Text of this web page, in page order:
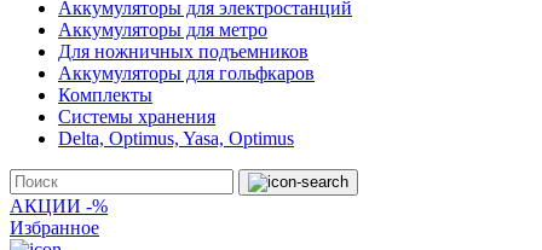
Аккумуляторы для электростанций
Аккумуляторы для метро
Для ножничных подъемников
Аккумуляторы для гольфкаров
Комплекты
Системы хранения
Delta, Optimus, Yasa, Optimus
АКЦИИ -%
Избранное